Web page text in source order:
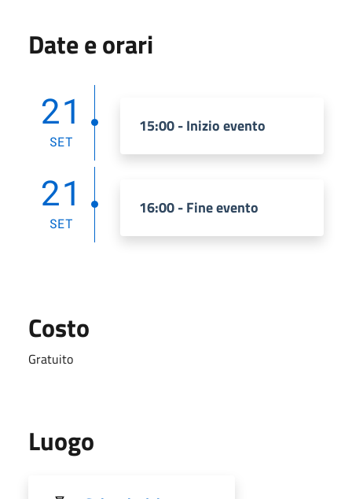
Date e orari
21
SET
15:00 - Inizio evento
21
SET
16:00 - Fine evento
Costo
Gratuito
Luogo